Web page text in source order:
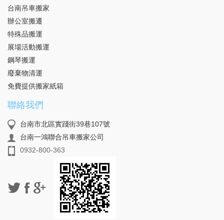
台南吊車搬家
辦公室搬遷
特殊品搬運
展場活動搬運
鋼琴搬運
廢棄物清運
免費提供搬家紙箱
聯絡我們
台南市北區實踐街39巷107號
台南一鴻聯合吊車搬家公司
0932-800-363